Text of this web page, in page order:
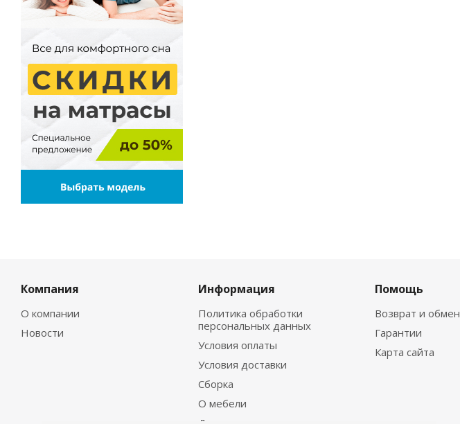
Компания
О компании
Новости
Информация
Политика обработки
персональных данных
Условия оплаты
Условия доставки
Сборка
О мебели
Помощь
Возврат и обмен
Гарантии
Карта сайта